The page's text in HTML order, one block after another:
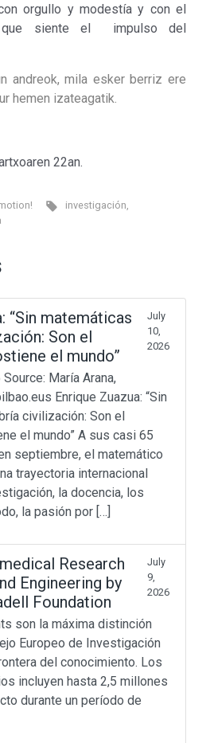
orgullo y modestía y con el
que siente el impulso del
andreok, mila esker berriz ere
hemen izateagatik.
22an.
investigación
“Sin matemáticas
Son el
el mundo”
July
10,
2026
María Arana,
Enrique Zuazua: “Sin
civilización: Son el
el mundo” A sus casi 65
septiembre, el matemático
trayectoria internacional
la docencia, los
la pasión por […]
Research
Engineering by
Foundation
July
9,
2026
son la máxima distinción
Europeo de Investigación
del conocimiento. Los
incluyen hasta 2,5 millones
durante un período de